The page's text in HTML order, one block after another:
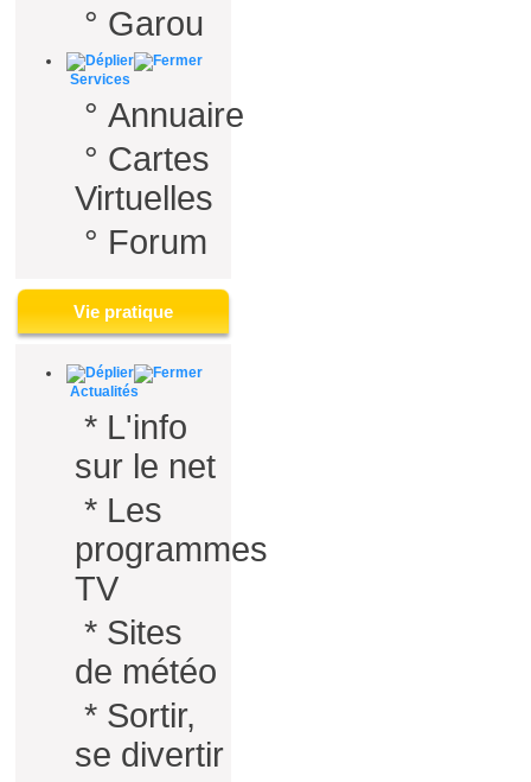
° Garou
Services
° Annuaire
° Cartes
Virtuelles
° Forum
Vie pratique
Actualités
* L'info
sur le net
* Les
programmes
TV
* Sites
de météo
* Sortir,
se divertir